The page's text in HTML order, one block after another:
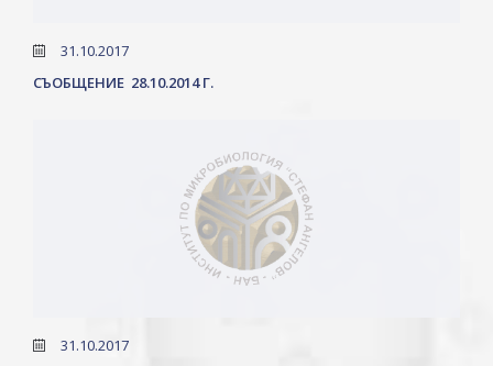
31.10.2017
СЪОБЩЕНИЕ 28.10.2014 Г.
31.10.2017